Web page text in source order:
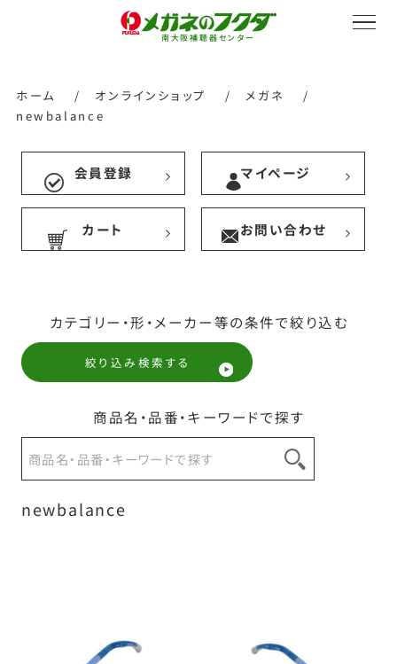
南大阪補聴器センター
サービス紹介
採用情報
ホーム / オンラインショップ / メガネ
/
newbalance
会員登録 マイページ
カート お問い合わせ
カテゴリー・形・メーカー等の条件で絞り込む
絞り込み検索する
商品名・品番・キーワードで探す
newbalance